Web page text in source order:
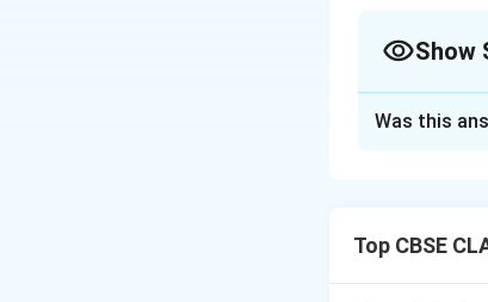
Show
• Problem:
Was this
Top CBSE